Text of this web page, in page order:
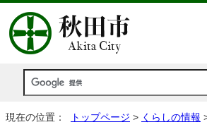
現在の位置： トップページ > くらしの情報